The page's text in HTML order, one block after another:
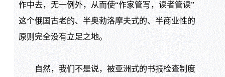
作中去，无一例外，从而使“作家管写，读者管读”
这个俄国古老的、半奥勃洛摩夫式的、半商业性的
原则完全没有立足之地。
自然，我们不是说，被亚洲式的书报检查制度